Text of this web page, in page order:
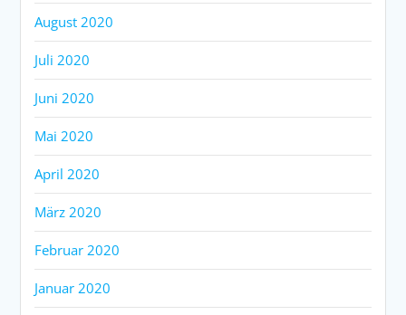
August 2020
Juli 2020
Juni 2020
Mai 2020
April 2020
März 2020
Februar 2020
Januar 2020